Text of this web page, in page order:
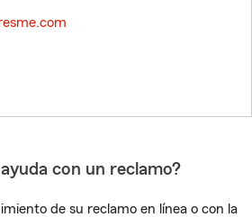
con un reclamo?
de su reclamo en línea o con la